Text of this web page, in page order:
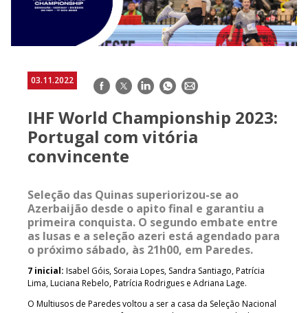
03.11.2022 Facebook
TwitterLinkedInWhatsApp
E-
IHF World Championship 2023:
Portugal com vitória
convincente
Seleção das Quinas superiorizou-se ao
Azerbaijão desde o apito final e garantiu a
primeira conquista. O segundo embate entre
as lusas e a seleção azeri está agendado para
o próximo sábado, às 21h00, em Paredes.
7 inicial: Isabel Góis, Soraia Lopes, Sandra Santiago, Patrícia
Lima, Luciana Rebelo, Patrícia Rodrigues e Adriana Lage.
O Multiusos de Paredes voltou a ser a casa da Seleção Nacional